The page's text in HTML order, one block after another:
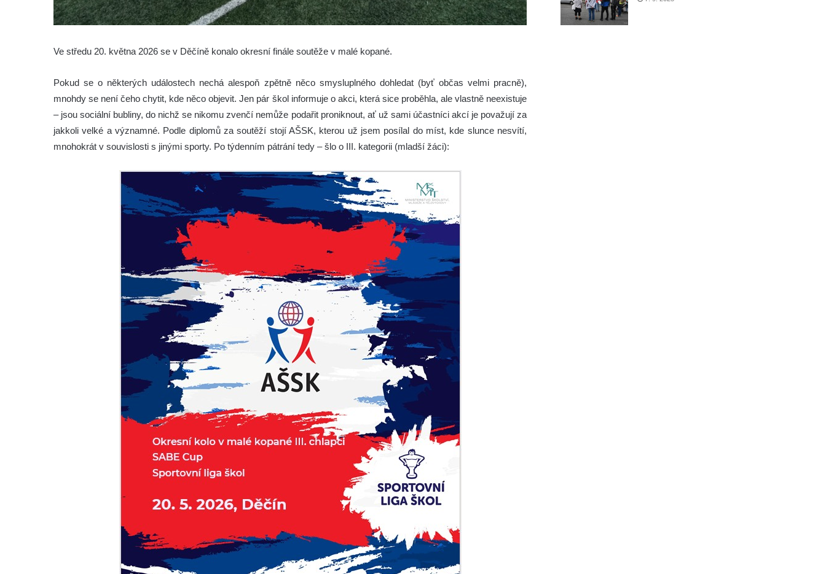
Ve středu 20. května 2026 se v Děčíně konalo okresní finále soutěže v malé kopané.
Pokud se o některých událostech nechá alespoň zpětně něco smysluplného dohledat (byť občas velmi pracně),
mnohdy se není čeho chytit, kde něco objevit. Jen pár škol informuje o akci, která sice proběhla, ale vlastně neexistuje
– jsou sociální bubliny, do nichž se nikomu zvenčí nemůže podařit proniknout, ať už sami účastníci akcí je považují za
jakkoli velké a významné. Podle diplomů za soutěží stojí AŠSK, kterou už jsem posílal do míst, kde slunce nesvítí,
mnohokrát v souvislosti s jinými sporty. Po týdenním pátrání tedy – šlo o III. kategorii (mladší žáci):